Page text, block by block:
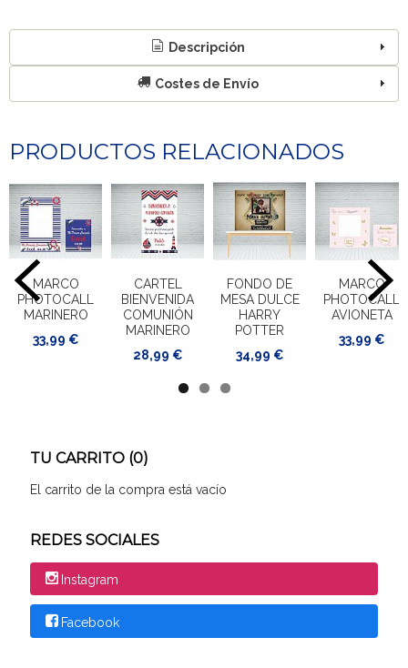
TU CARRITO (0)
El carrito de la compra está vacío
REDES SOCIALES
Instagram
Facebook
Descripción
Costes de Envío
PRODUCTOS RELACIONADOS
MARCO
PHOTOCALL
MARINERO
33,99 €
CARTEL
BIENVENIDA
COMUNIÓN
MARINERO
28,99 €
FONDO DE
MESA DULCE
HARRY
POTTER
34,99 €
MARCO
PHOTOCALL
AVIONETA
33,99 €